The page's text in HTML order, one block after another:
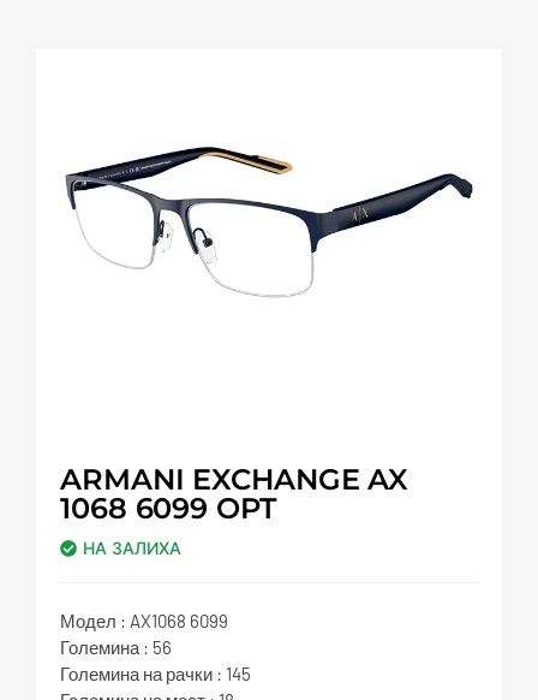
ARMANI EXCHANGE AX
1068 6099 OPT
НА ЗАЛИХА
Модел : AX1068 6099
Големина : 56
Големина на рачки : 145